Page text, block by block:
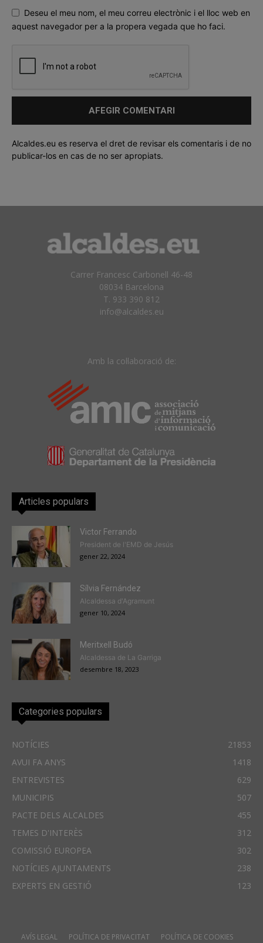
Deseu el meu nom, el meu correu electrònic i el lloc web en
aquest navegador per a la propera vegada que ho faci.
Alcaldes.eu es reserva el dret de revisar els comentaris i de no
publicar-los en cas de no ser apropiats.
Carrer Francesc Carbonell 46-48
08034 Barcelona
T. 933 390 812
info@alcaldes.eu
Amb la col·laboració de:
Articles populars
Victor Ferrando
President de l'EMD de Jesús
gener 22, 2024
Sílvia Fernández
Alcaldessa d'Agramunt
gener 10, 2024
Meritxell Budó
Alcaldessa de La Garriga
desembre 18, 2023
Categories populars
NOTÍCIES
21853
AVUI FA ANYS
1418
ENTREVISTES
629
MUNICIPIS
507
PACTE DELS ALCALDES
455
TEMES D'INTERÈS
312
COMISSIÓ EUROPEA
302
NOTÍCIES AJUNTAMENTS
238
EXPERTS EN GESTIÓ
123
AVÍS LEGAL POLÍTICA DE PRIVACITAT POLÍTICA DE COOKIES